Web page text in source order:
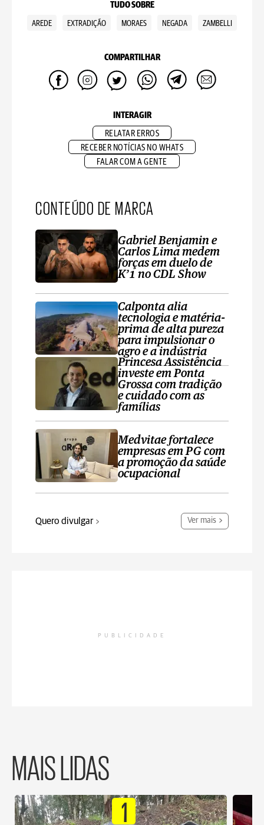
TUDO SOBRE
AREDE EXTRADIÇÃO MORAES NEGADA ZAMBELLI
COMPARTILHAR
INTERAGIR
RELATAR ERROS
RECEBER NOTÍCIAS NO WHATS
FALAR COM A GENTE
CONTEÚDO DE MARCA
Gabriel Benjamin e
Carlos Lima medem
forças em duelo de
K’1 no CDL Show
Calponta alia
tecnologia e matéria-
prima de alta pureza
para impulsionar o
agro e a indústria
Princesa Assistência
investe em Ponta
Grossa com tradição
e cuidado com as
famílias
Medvitae fortalece
empresas em PG com
a promoção da saúde
ocupacional
Quero divulgar Ver mais
PUBLICIDADE
MAIS LIDAS
1